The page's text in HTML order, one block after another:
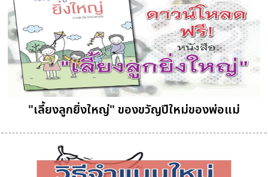
"เลี้ยงลูกยิ่งใหญ่" ของขวัญปีใหม่ของพ่อแม่